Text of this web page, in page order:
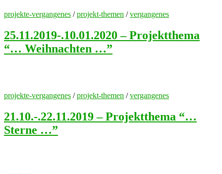
projekte-vergangenes /projekt-themen /vergangenes
25.11.2019-.10.01.2020 – Projektthema
“… Weihnachten …”
projekte-vergangenes /projekt-themen /vergangenes
21.10.-.22.11.2019 – Projektthema “…
Sterne …”